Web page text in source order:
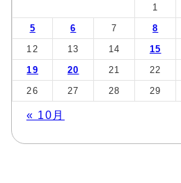
1
5
6 7 8
12
13 14 15
19
20 21 22
26
27 28 29
« 10月